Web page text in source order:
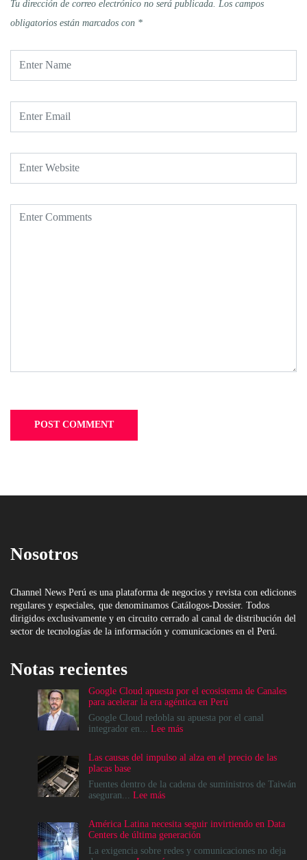
Tu dirección de correo electrónico no será publicada. Los campos
obligatorios están marcados con *
Nosotros
Channel News Perú es una plataforma de negocios y revista con ediciones
regulares y especiales, que denominamos Catálogos-Dossier. Todos
dirigidos exclusivamente y en circuito cerrado al canal de distribución del
sector de tecnologías de la información y comunicaciones en el Perú.
Notas recientes
Google Cloud apuesta por el ecosistema de Canales
para acelerar la era agéntica en Perú
Google Cloud redobla su apuesta por el canal
integrador en... Lee más:
apuesta
el
para
acelerar
la
Las causas del impulso al alza en el precio de las
placas base
Fuentes dentro de la cadena de suministros de Taiwán
aseguran... Lee más:
del
impulso
al
América Latina necesita seguir invirtiendo en Data
Centers de última generación
La exigencia sobre redes y comunicaciones no deja